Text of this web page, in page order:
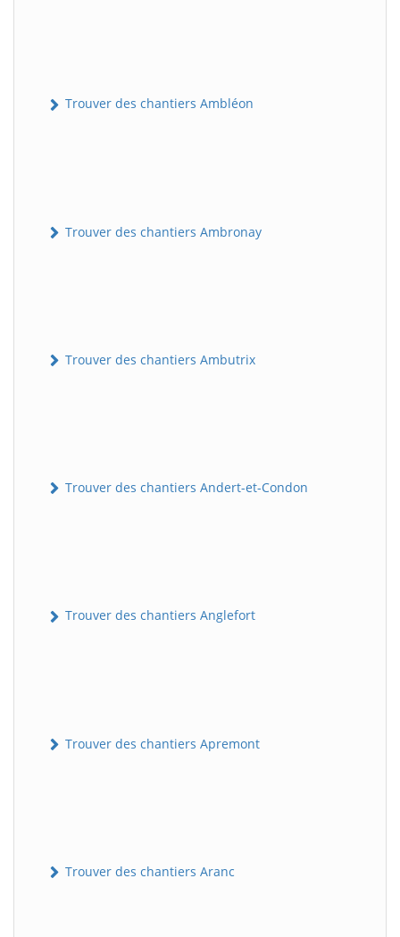
Trouver des chantiers Ambléon
Trouver des chantiers Ambronay
Trouver des chantiers Ambutrix
Trouver des chantiers Andert-et-Condon
Trouver des chantiers Anglefort
Trouver des chantiers Apremont
Trouver des chantiers Aranc